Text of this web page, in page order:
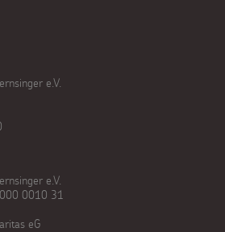
e.V.
e.V.
0010 31
eG